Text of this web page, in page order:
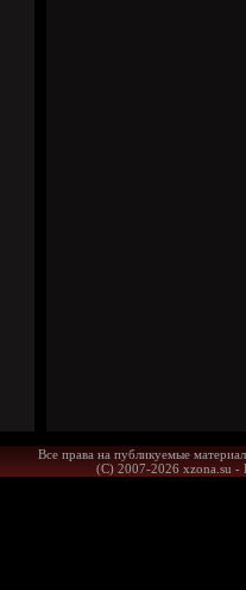
Все права на публикуемые
(С) 2007-2026 xzona.su -